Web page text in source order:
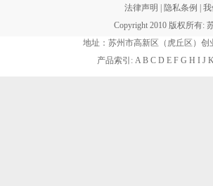
法律声明 隐私条例
我
Copyright 2010 版权所有:
地址：苏州市高新区（虎丘区）创
产品索引: A B C D E F G H I J